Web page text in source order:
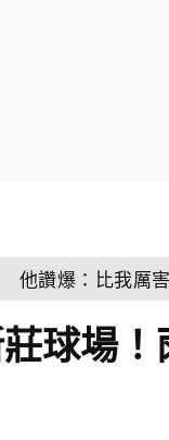
他讚爆：比我厲害
球場